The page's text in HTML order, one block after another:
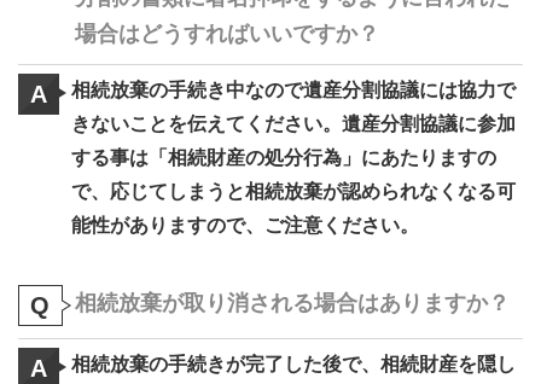
場合はどうすればいいですか？
A
相続放棄の手続き中なので遺産分割協議には協力で
きないことを伝えてください。遺産分割協議に参加
する事は「相続財産の処分行為」にあたりますの
で、応じてしまうと相続放棄が認められなくなる可
能性がありますので、ご注意ください。
Q 相続放棄が取り消される場合はありますか？
A
相続放棄の手続きが完了した後で、相続財産を隠し